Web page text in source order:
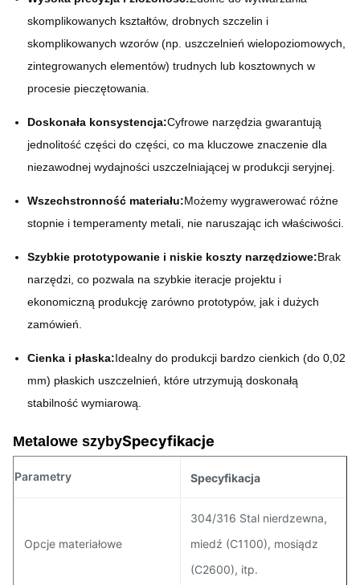
skomplikowanych kształtów, drobnych szczelin i
skomplikowanych wzorów (np. uszczelnień wielopoziomowych,
zintegrowanych elementów) trudnych lub kosztownych w
procesie pieczętowania.
Doskonała konsystencja:Cyfrowe narzędzia gwarantują
jednolitość części do części, co ma kluczowe znaczenie dla
niezawodnej wydajności uszczelniającej w produkcji seryjnej.
Wszechstronność materiału:Możemy wygrawerować różne
stopnie i temperamenty metali, nie naruszając ich właściwości.
Szybkie prototypowanie i niskie koszty narzędziowe:Brak
narzędzi, co pozwala na szybkie iteracje projektu i
ekonomiczną produkcję zarówno prototypów, jak i dużych
zamówień.
Cienka i płaska:Idealny do produkcji bardzo cienkich (do 0,02
mm) płaskich uszczelnień, które utrzymują doskonałą
stabilność wymiarową.
Metalowe szybySpecyfikacje
Parametry Specyfikacja
Opcje materiałowe
304/316 Stal nierdzewna,
miedź (C1100), mosiądz
(C2600), itp.